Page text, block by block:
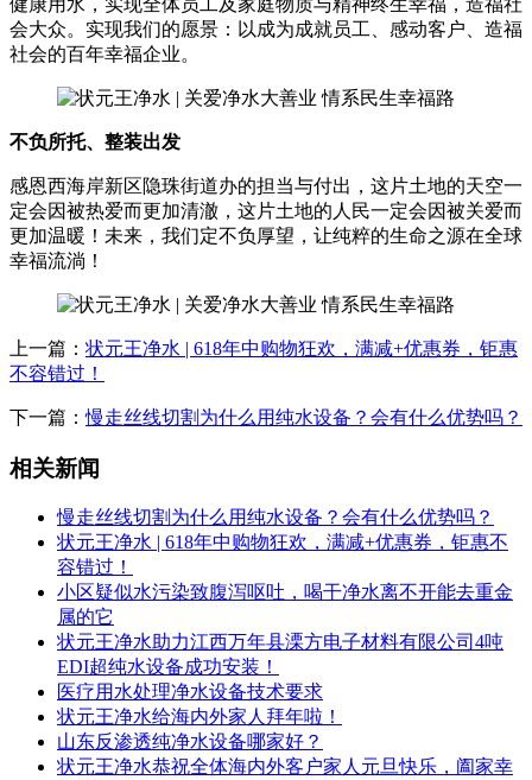
会大众。实现我们的愿景：以成为成就员工、感动客户、造福
社会的百年幸福企业。
不负所托、整装出发
感恩西海岸新区隐珠街道办的担当与付出，这片土地的天空一
定会因被热爱而更加清澈，这片土地的人民一定会因被关爱而
更加温暖！未来，我们定不负厚望，让纯粹的生命之源在全球
幸福流淌！
上一篇： 状元王净水 | 618年中购物狂欢，满减+优惠券，钜惠
不容错过！
下一篇：慢走丝线切割为什么用纯水设备？会有什么优势吗？
相关新闻
慢走丝线切割为什么用纯水设备？会有什么优势吗？
状元王净水 | 618年中购物狂欢，满减+优惠券，钜惠不
容错过！
小区疑似水污染致腹泻呕吐，喝干净水离不开能去重金
属的它
状元王净水助力江西万年县溧方电子材料有限公司4吨
EDI超纯水设备成功安装！
医疗用水处理净水设备技术要求
状元王净水给海内外家人拜年啦！
山东反渗透纯净水设备哪家好？
状元王净水恭祝全体海内外客户家人元旦快乐，阖家幸